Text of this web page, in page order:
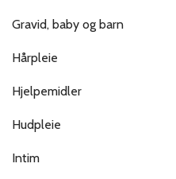
Gravid, baby og barn
Hårpleie
Hjelpemidler
Hudpleie
Intim